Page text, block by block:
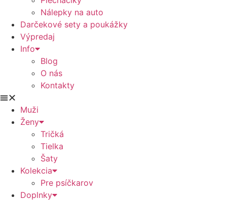
Nálepky na auto
Darčekové sety a poukážky
Výpredaj
Info
Blog
O nás
Kontakty
Muži
Ženy
Tričká
Tielka
Šaty
Kolekcia
Pre psíčkarov
Doplnky